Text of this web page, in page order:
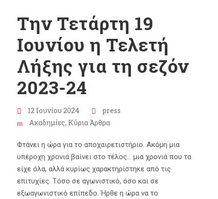
Την Τετάρτη 19
Ιουνίου η Τελετή
Λήξης για τη σεζόν
2023-24
12 Ιουνίου 2024
press
Ακαδημίες, Κύρια Άρθρα
Φτάνει η ώρα για το αποχαιρετιστήριο. Ακόμη μια
υπέροχη χρονιά βαίνει στο τέλος… μια χρονιά που τα
είχε όλα, αλλά κυρίως χαρακτηρίστηκε από τις
επιτυχίες. Τόσο σε αγωνιστικό, όσο και σε
εξωαγωνιστικό επίπεδο. Ήρθε η ώρα να το